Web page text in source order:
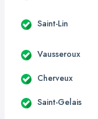
Saint-Lin
Vausseroux
Cherveux
Saint-Gelais